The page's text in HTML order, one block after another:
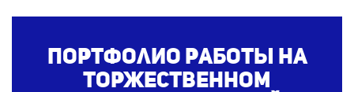
Портфолио работы на
торжественном